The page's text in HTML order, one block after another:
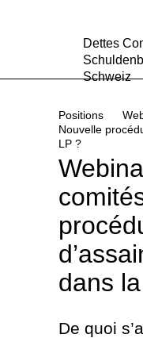
Dettes
Schweiz
Positions
Statistique
Qui sommes-
DE
/FR
Positions
Nouvelle
LP ?
dans
De quoi